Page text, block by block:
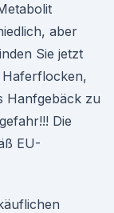
aber
Sie jetzt
Haferflocken,
Hanfgebäck zu
Die
EU-